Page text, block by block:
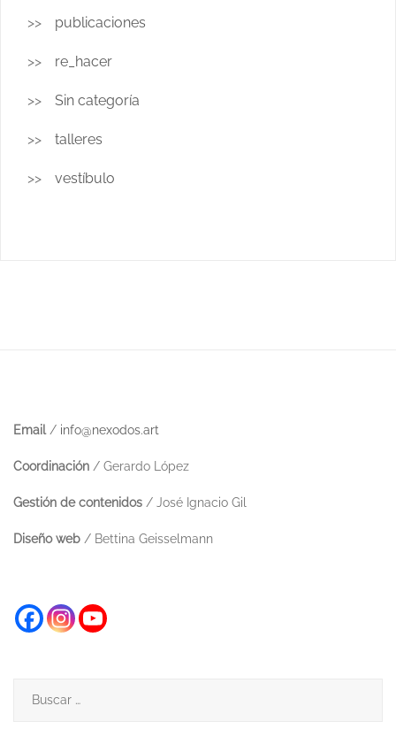
publicaciones
re_hacer
Sin categoría
talleres
vestíbulo
Email/ info@nexodos.art
Coordinación / Gerardo López
Gestión de contenidos / José Ignacio Gil
Diseño web / Bettina Geisselmann